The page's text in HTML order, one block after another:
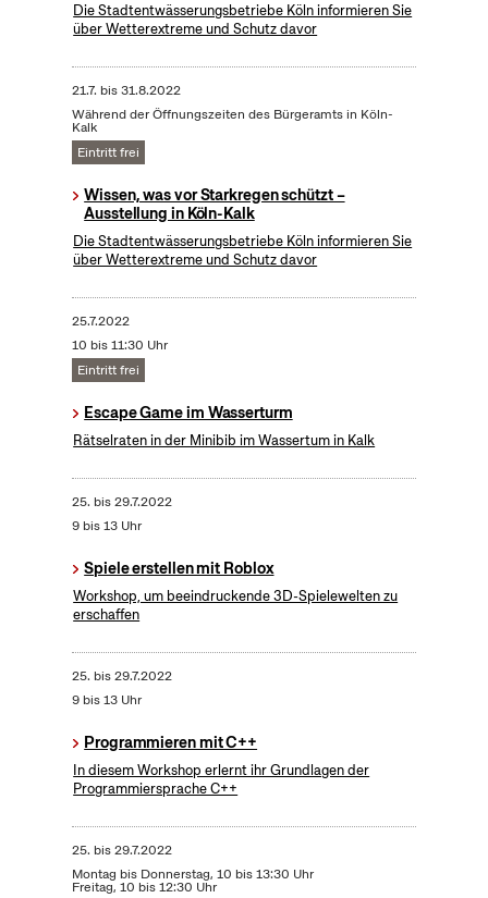
Die Stadtentwässerungsbetriebe Köln informieren Sie
über Wetterextreme und Schutz davor
21.7. bis31.8.2022
Während der Öffnungszeiten des Bürgeramts in Köln-
Kalk
Eintritt frei
Wissen, was vor Starkregen schützt –
Ausstellung in Köln-Kalk
Die Stadtentwässerungsbetriebe Köln informieren Sie
über Wetterextreme und Schutz davor
25.7.2022
10 bis 11:30 Uhr
Eintritt frei
Escape Game im Wasserturm
Rätselraten in der Minibib im Wassertum in Kalk
25. bis29.7.2022
9 bis 13 Uhr
Spiele erstellen mit Roblox
Workshop, um beeindruckende 3D-Spielewelten zu
erschaffen
25. bis29.7.2022
9 bis 13 Uhr
Programmieren mit C++
In diesem Workshop erlernt ihr Grundlagen der
Programmiersprache C++
25. bis29.7.2022
Montag bis Donnerstag, 10 bis 13:30 Uhr
Freitag, 10 bis 12:30 Uhr